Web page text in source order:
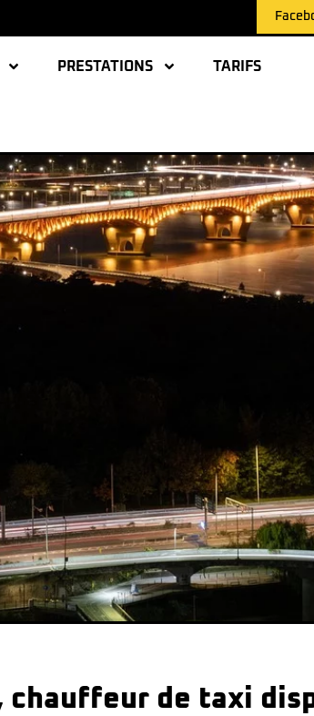
PRESTATIONS TARIFS
de taxi